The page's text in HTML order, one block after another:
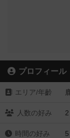
プロフィール
エリア/年齡
人数の好み
時間の好み